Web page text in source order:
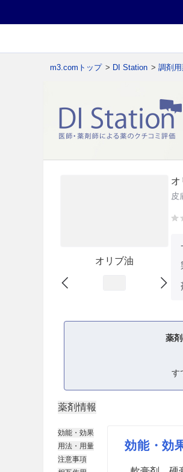
m3.comトップ > DI Station > 調剤
オリブ油
オ
皮
薬
す
薬剤情報
効能・効果
用法・用量
注意事項
効能・効